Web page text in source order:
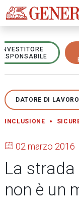
INVESTITORE
DATORE DI
INCLUSIONE
02 marzo 2016
La strada
non è un